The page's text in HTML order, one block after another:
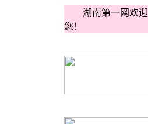
湖南第一网欢迎
您！